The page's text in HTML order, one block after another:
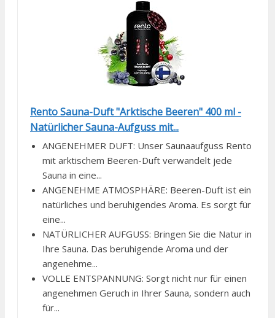
Rento Sauna-Duft "Arktische Beeren" 400 ml -
Natürlicher Sauna-Aufguss mit...
ANGENEHMER DUFT: Unser Saunaaufguss Rento
mit arktischem Beeren-Duft verwandelt jede
Sauna in eine...
ANGENEHME ATMOSPHÄRE: Beeren-Duft ist ein
natürliches und beruhigendes Aroma. Es sorgt für
eine...
NATÜRLICHER AUFGUSS: Bringen Sie die Natur in
Ihre Sauna. Das beruhigende Aroma und der
angenehme...
VOLLE ENTSPANNUNG: Sorgt nicht nur für einen
angenehmen Geruch in Ihrer Sauna, sondern auch
für...